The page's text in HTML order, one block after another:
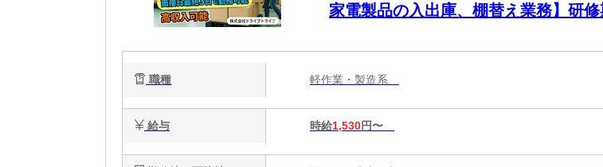
家電製品の入出庫、棚替え業務】研
職種 軽作業・製造系
給与 時給1,530円〜